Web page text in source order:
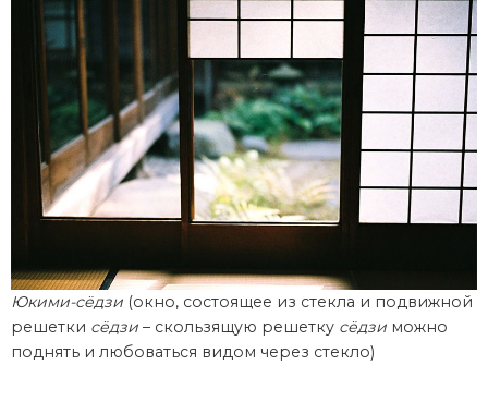
Юкими-сёдзи(окно, состоящее из стекла и подвижной
решетки сёдзи– скользящую решетку сёдзиможно
поднять и любоваться видом через стекло)